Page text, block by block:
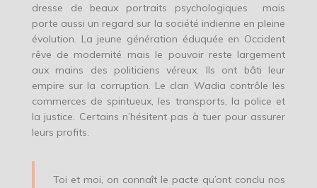
dresse de beaux portraits psychologiques mais
porte aussi un regard sur la société indienne en pleine
évolution. La jeune génération éduquée en Occident
rêve de modernité mais le pouvoir reste largement
aux mains des politiciens véreux. Ils ont bâti leur
empire sur la corruption. Le clan Wadia contrôle les
commerces de spiritueux, les transports, la police et
la justice. Certains n’hésitent pas à tuer pour assurer
leurs profits.
Toi et moi, on connaît le pacte qu’ont conclu nos